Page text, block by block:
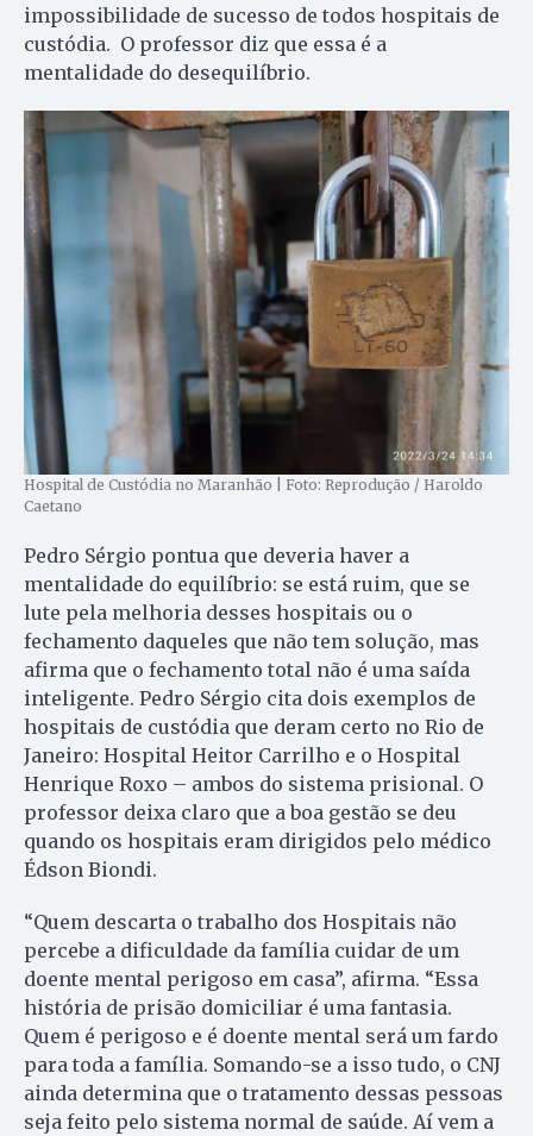
impossibilidade de sucesso de todos hospitais de
custódia. O professor diz que essa é a
mentalidade do desequilíbrio.
Hospital de Custódia no Maranhão | Foto: Reprodução / Haroldo
Caetano
Pedro Sérgio pontua que deveria haver a
mentalidade do equilíbrio: se está ruim, que se
lute pela melhoria desses hospitais ou o
fechamento daqueles que não tem solução, mas
afirma que o fechamento total não é uma saída
inteligente. Pedro Sérgio cita dois exemplos de
hospitais de custódia que deram certo no Rio de
Janeiro: Hospital Heitor Carrilho e o Hospital
Henrique Roxo – ambos do sistema prisional. O
professor deixa claro que a boa gestão se deu
quando os hospitais eram dirigidos pelo médico
Édson Biondi.
“Quem descarta o trabalho dos Hospitais não
percebe a dificuldade da família cuidar de um
doente mental perigoso em casa”, afirma. “Essa
história de prisão domiciliar é uma fantasia.
Quem é perigoso e é doente mental será um fardo
para toda a família. Somando-se a isso tudo, o CNJ
ainda determina que o tratamento dessas pessoas
seja feito pelo sistema normal de saúde. Aí vem a